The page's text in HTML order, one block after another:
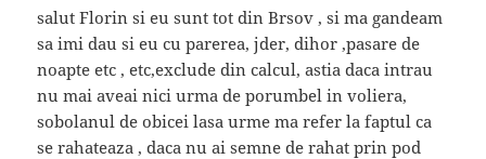
salut Florin si eu sunt tot din Brsov , si ma gandeam
sa imi dau si eu cu parerea, jder, dihor ,pasare de
noapte etc , etc,exclude din calcul, astia daca intrau
nu mai aveai nici urma de porumbel in voliera,
sobolanul de obicei lasa urme ma refer la faptul ca
se rahateaza , daca nu ai semne de rahat prin pod